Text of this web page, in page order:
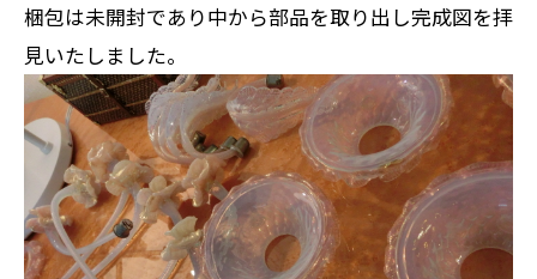
梱包は未開封であり中から部品を取り出し完成図を拝
見いたしました。